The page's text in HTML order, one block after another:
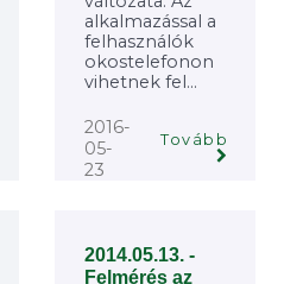
alkalmazással a
felhasználók
okostelefonon
vihetnek fel...
2016-
05-
23
Tovább
2014.05.13. -
Felmérés az